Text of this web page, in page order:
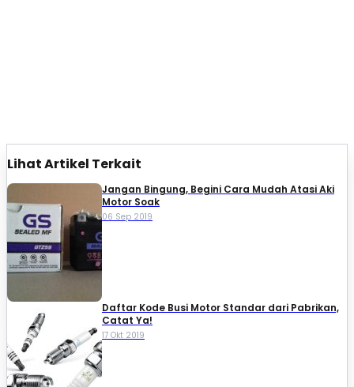
Lihat Artikel Terkait
Jangan Bingung, Begini Cara Mudah Atasi Aki
Motor Soak
06 Sep 2019
Daftar Kode Busi Motor Standar dari Pabrikan,
Catat Ya!
17 Okt 2019